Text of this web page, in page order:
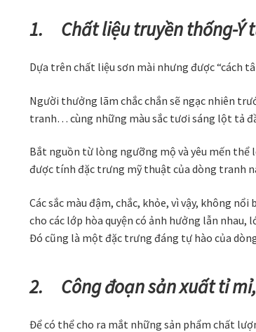
1. Chất liệu truyền thống-Ý
Dựa trên chất liệu sơn mài nhưng được “cách
Người thưởng lãm chắc chắn sẽ ngạc nhiên
tranh… cùng những màu sắc tươi sáng lột tả
Bắt nguồn từ lòng ngưỡng mộ và yêu mến thể
được tính đặc trưng mỹ thuật của dòng tranh
Các sắc màu đậm, chắc, khỏe, vì vậy, không
cho các lớp hòa quyện có ảnh hưởng lẫn
Đó cũng là một đặc trưng đáng tự hào của
2. Công đoạn sản xuất tỉ
Để có thể cho ra mắt những sản phẩm chất